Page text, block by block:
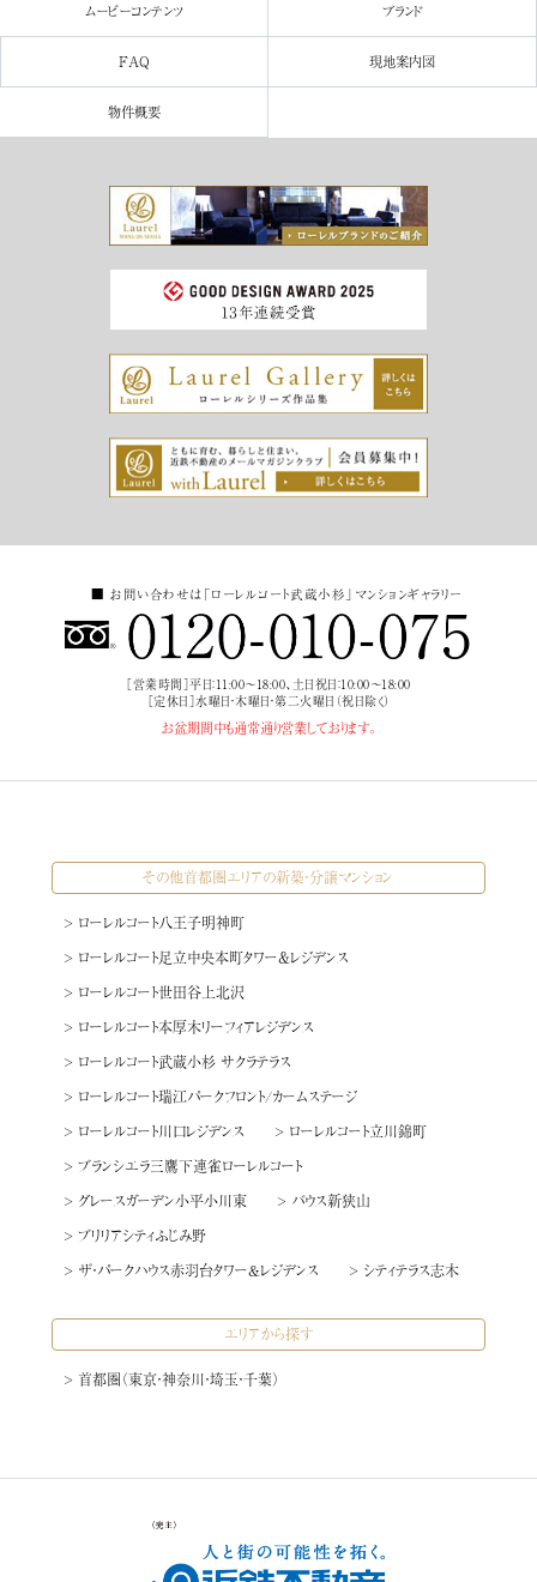
ムービーコンテンツ ブランド
FAQ 現地案内図
物件概要
■ お問い合わせは 「ローレルコート武蔵小杉」 マンションギャラリー
［営業時間］平日：11:00～18:00、土日祝日：10:00～18:00
［定休日］水曜日・木曜日・第二火曜日（祝日除く）
お盆期間中も通常通り営業しております。
その他首都圏エリアの新築・分譲マンション
> ローレルコート八王子明神町
> ローレルコート足立中央本町タワー＆レジデンス
> ローレルコート世田谷上北沢
> ローレルコート本厚木リーフィアレジデンス
> ローレルコート武蔵小杉 サクラテラス
> ローレルコート瑞江パークフロント/カームステージ
> ローレルコート川口レジデンス
> ローレルコート立川錦町
> ブランシエラ三鷹下連雀ローレルコート
> グレースガーデン小平小川東
> バウス新狭山
> ブリリアシティふじみ野
> ザ・パークハウス赤羽台タワー&レジデンス
> シティテラス志木
エリアから探す
> 首都圏（東京・神奈川・埼玉・千葉）